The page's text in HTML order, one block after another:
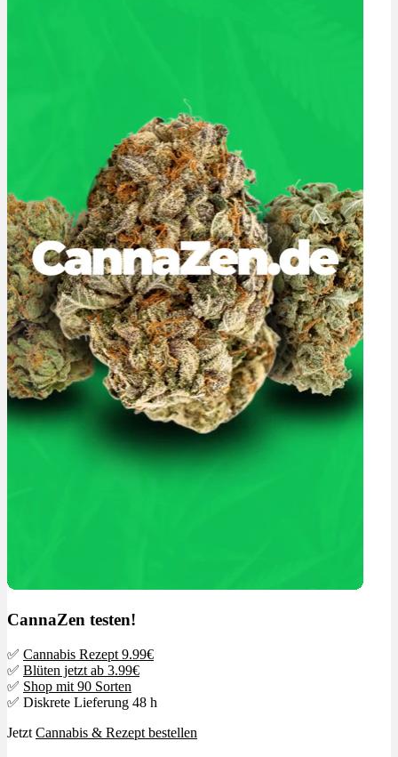
CannaZen testen!
✅ Cannabis Rezept 9.99€
✅ Blüten jetzt ab 3.99€
✅ Shop mit 90 Sorten
✅ Diskrete Lieferung 48 h
Jetzt Cannabis & Rezept bestellen